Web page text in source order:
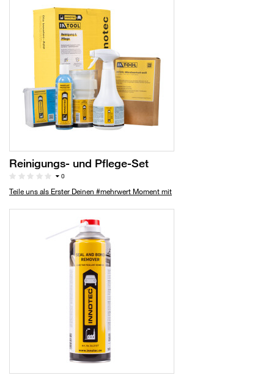
Reinigungs- und Pflege-Set
0
Teile uns als Erster Deinen #mehrwert Moment mit